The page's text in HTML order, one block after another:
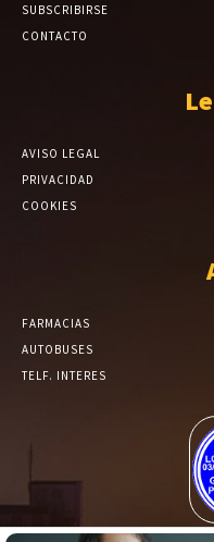
SUBSCRIBIRSE
CONTACTO
AVISO LEGAL
PRIVACIDAD
COOKIES
FARMACIAS
AUTOBUSES
TELF. INTERES